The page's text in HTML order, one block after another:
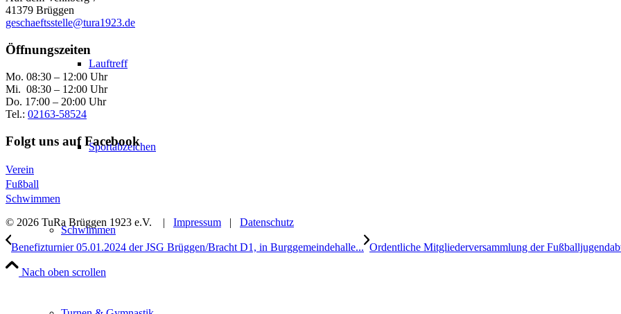
Lauftreff
Sportabzeichen
Schwimmen
41379 Brüggen
geschaeftsstelle@tura1923.de
Öffnungszeiten
Mo. 08:30 – 12:00 Uhr
Mi. 08:30 – 12:00 Uhr
Do. 17:00 – 20:00 Uhr
Tel.: 02163-58524
Folgt uns auf Facebook
Verein
Fußball
Schwimmen
© 2026 TuRa Brüggen 1923 e.V. | Impressum | Datenschutz
Benefizturnier 05.01.2024 der JSG Brüggen/Bracht D1, in Burggemeindehalle... Ordentliche Mitgliederversammlung der
Nach oben scrollen